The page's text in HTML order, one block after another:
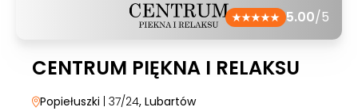
5.00/5
CENTRUM PIĘKNA I RELAKSU
Popiełuszki | 37/24, Lubartów